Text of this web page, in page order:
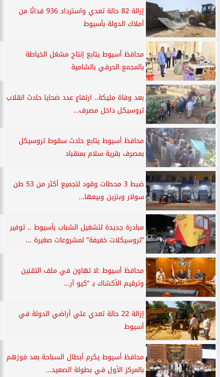
إزالة 82 حالة تعدي واسترداد 936 فدانًا من
أملاك الدولة بأسيوط
محافظ أسيوط يتابع إنتاج مشغل الخياطة
بالمجمع الحرفي بالشامية
بعد وفاة مليكة.. ارتفاع عدد ضحايا حادث انقلاب
تروسيكل داخل مصرف...
محافظ أسيوط يتابع حادث سقوط تروسيكل
بمصرف بقرية سلام بمنقباد
ضبط 3 محطات وقود لتجميع أكثر من 53 طن
سولار وبنزين وبيعها...
مبادرة جديدة لتشغيل الشباب بأسيوط .. توفير
”تروسيكلات خفيفة” لمشروعات صغيرة ...
محافظ أسيوط :لا تهاون في ملف التقنين
وترقيم الأكشاك بـ ”كيو آر...
إزالة 22 حالة تعدي علي أراضي الدولة في
أسيوط
محافظ أسيوط يكرم أبطال السباحة بعد فوزهم
بالمركز الأول في بطولة الصعيد...